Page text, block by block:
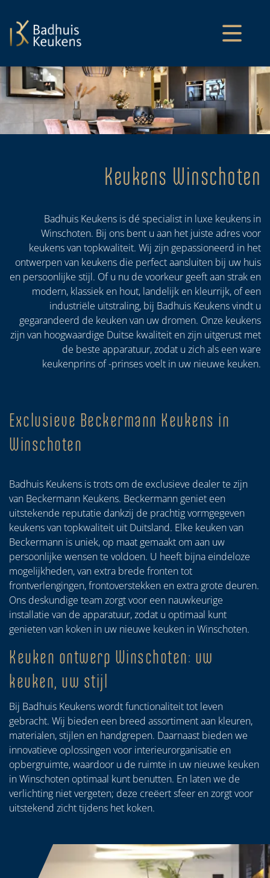
Keukens Winschoten
Badhuis Keukens is dé specialist in luxe keukens in
Winschoten. Bij ons bent u aan het juiste adres voor
keukens van topkwaliteit. Wij zijn gepassioneerd in het
ontwerpen van keukens die perfect aansluiten bij uw huis
en persoonlijke stijl. Of u nu de voorkeur geeft aan strak en
modern, klassiek en hout, landelijk en kleurrijk, of een
industriële uitstraling, bij Badhuis Keukens vindt u
gegarandeerd de keuken van uw dromen. Onze keukens
zijn van hoogwaardige Duitse kwaliteit en zijn uitgerust met
de beste apparatuur, zodat u zich als een ware
keukenprins of -prinses voelt in uw nieuwe keuken.
Exclusieve Beckermann Keukens in
Winschoten
Badhuis Keukens is trots om de exclusieve dealer te zijn
van Beckermann Keukens. Beckermann geniet een
uitstekende reputatie dankzij de prachtig vormgegeven
keukens van topkwaliteit uit Duitsland. Elke keuken van
Beckermann is uniek, op maat gemaakt om aan uw
persoonlijke wensen te voldoen. U heeft bijna eindeloze
mogelijkheden, van extra brede fronten tot
frontverlengingen, frontoverstekken en extra grote deuren.
Ons deskundige team zorgt voor een nauwkeurige
installatie van de apparatuur, zodat u optimaal kunt
genieten van koken in uw nieuwe keuken in Winschoten.
Keuken ontwerp Winschoten: uw
keuken, uw stijl
Bij Badhuis Keukens wordt functionaliteit tot leven
gebracht. Wij bieden een breed assortiment aan kleuren,
materialen, stijlen en handgrepen. Daarnaast bieden we
innovatieve oplossingen voor interieurorganisatie en
opbergruimte, waardoor u de ruimte in uw nieuwe keuken
in Winschoten optimaal kunt benutten. En laten we de
verlichting niet vergeten; deze creëert sfeer en zorgt voor
uitstekend zicht tijdens het koken.